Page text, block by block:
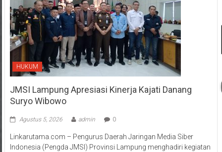
HUKUM
JMSI Lampung Apresiasi Kinerja Kajati Danang
Suryo Wibowo
Agustus 5, 2026 admin 0
Linkarutama.com – Pengurus Daerah Jaringan Media Siber
Indonesia (Pengda JMSI) Provinsi Lampung menghadiri kegiatan